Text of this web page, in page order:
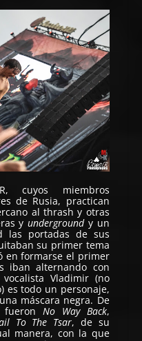
cuyos miembros
de Rusia, practican
al thrash y otras
yundergroundy un
las portadas de sus
su primer tema
en formarse el primer
iban alternando con
Vladimir (no
es todo un personaje,
máscara negra. De
fueron No Way Back,
To The Tsar, de su
manera, con la que